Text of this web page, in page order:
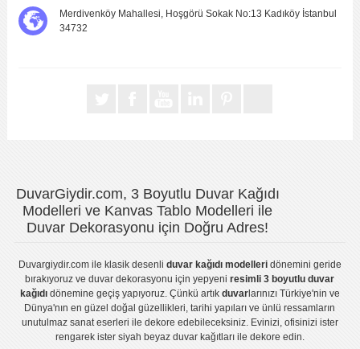
Merdivenköy Mahallesi, Hoşgörü Sokak No:13 Kadıköy İstanbul
34732
DuvarGiydir.com, 3 Boyutlu Duvar Kağıdı
Modelleri ve Kanvas Tablo Modelleri ile
Duvar Dekorasyonu için Doğru Adres!
Duvargiydir.comile klasik desenli duvar kağıdı modelleridönemini geride
bırakıyoruz veduvar dekorasyonu için yepyeniresimli 3 boyutlu duvar
kağıdıdönemine geçiş yapıyoruz. Çünkü artık duvarlarınızı Türkiye'nin ve
Dünya'nın en güzel doğal güzellikleri, tarihi yapıları ve ünlü ressamların
unutulmaz sanat eserleri ile dekore edebileceksiniz. Evinizi, ofisinizi ister
rengarek ister siyah beyaz duvar kağıtlarıile dekore edin.